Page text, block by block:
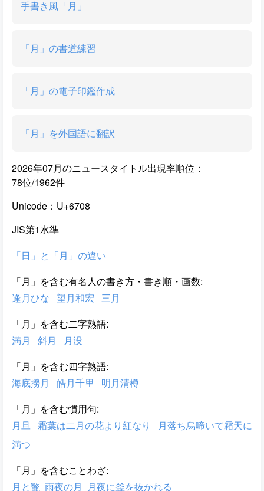
手書き風「月」
「月」の書道練習
「月」の電子印鑑作成
「月」を外国語に翻訳
2026年07月のニュースタイトル出現率順位：
78位/1962件
Unicode：U+6708
JIS第1水準
「日」と「月」の違い
「月」を含む有名人の書き方・書き順・画数:
逢月ひな 望月和宏 三月
「月」を含む二字熟語:
満月
斜月
月没
「月」を含む四字熟語:
海底撈月
皓月千里
明月清樽
「月」を含む慣用句:
月旦 霜葉は二月の花より紅なり
月落ち烏啼いて霜天に
満つ
「月」を含むことわざ:
月と鼈 雨夜の月 月夜に釜を抜かれる